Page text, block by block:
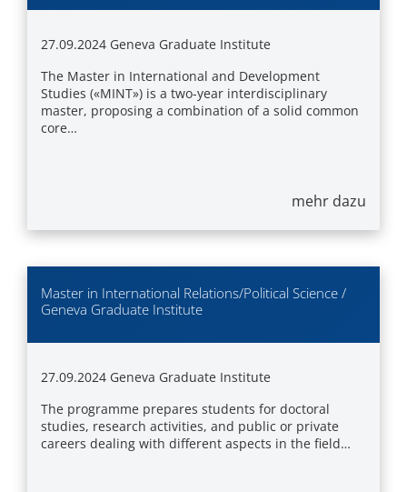
27.09.2024 Geneva Graduate Institute
The Master in International and Development
Studies («MINT») is a two-year interdisciplinary
master, proposing a combination of a solid common
core…
mehr dazu
Master in International Relations/Political Science /
Geneva Graduate Institute
27.09.2024 Geneva Graduate Institute
The programme prepares students for doctoral
studies, research activities, and public or private
careers dealing with different aspects in the field…